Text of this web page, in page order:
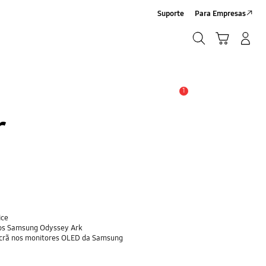
Suporte Para Empresas
1
Samsung Odyssey Ark
nos monitores OLED da Samsung